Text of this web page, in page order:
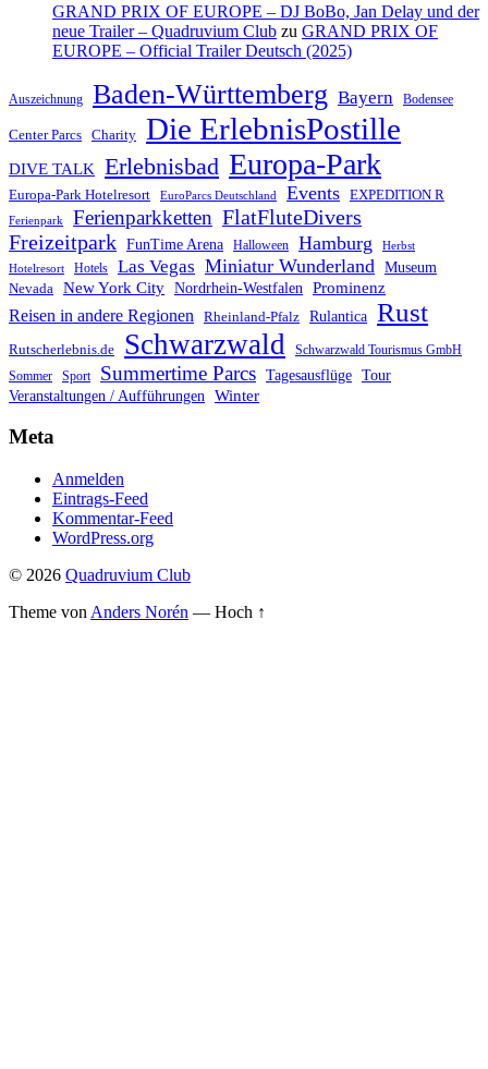
GRAND PRIX OF EUROPE – DJ BoBo, Jan Delay und der
neue Trailer – Quadruvium Club zu GRAND PRIX OF
EUROPE – Official Trailer Deutsch (2025)
Auszeichnung Baden-Württemberg Bayern Bodensee
Center Parcs Charity Die ErlebnisPostille
DIVE TALK Erlebnisbad Europa-Park
Europa-Park Hotelresort EuroParcs Deutschland Events EXPEDITION R
Ferienpark Ferienparkketten FlatFluteDivers
Freizeitpark FunTime Arena Halloween Hamburg Herbst
Hotelresort Hotels Las Vegas Miniatur Wunderland Museum
Nevada New York City Nordrhein-Westfalen
Prominenz
Reisen in andere Regionen
Rheinland-Pfalz Rulantica Rust
Rutscherlebnis.de Schwarzwald
Schwarzwald Tourismus GmbH
Sommer
Sport Summertime Parcs Tagesausflüge Tour
Veranstaltungen / Aufführungen
Winter
Meta
Anmelden
Eintrags-Feed
Kommentar-Feed
WordPress.org
© 2026 Quadruvium Club
Theme von Anders Norén — Hoch ↑